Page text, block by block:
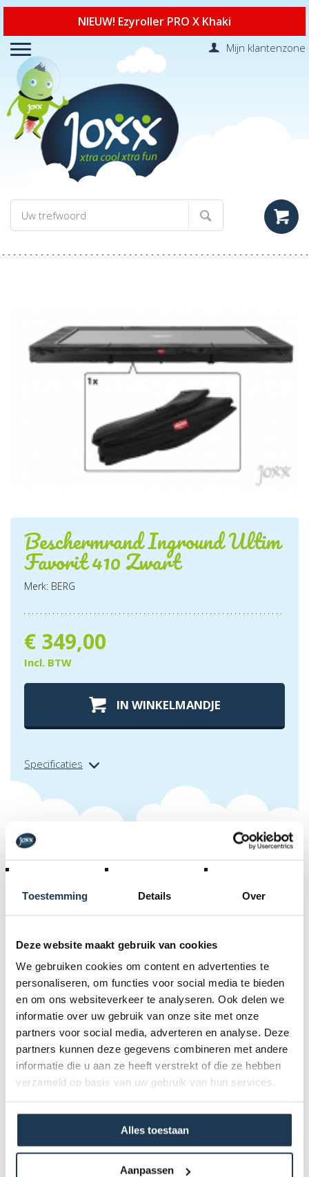
Toestemming Details Over
Deze website maakt gebruik van cookies
We gebruiken cookies om content en advertenties te
personaliseren, om functies voor social media te bieden
en om ons websiteverkeer te analyseren. Ook delen we
informatie over uw gebruik van onze site met onze
partners voor social media, adverteren en analyse. Deze
partners kunnen deze gegevens combineren met andere
informatie die u aan ze heeft verstrekt of die ze hebben
verzameld op basis van uw gebruik van hun services.
Alles toestaan
Aanpassen
NIEUW! Ezyroller PRO X Khaki
Mijn klantenzone
Beschermrand Inground Ultim
Favorit 410 Zwart
Merk: BERG
€ 349,00
Incl. BTW
IN WINKELMANDJE
Specificaties
Extra info over beschermrand
inground ultim favorit 410 zwart
de beschermrand zodra de oude begint te slijten. Deze
beschermrand is geschikt voor een Inground Ultim Favorit
Specificaties
Product Code :
51.32.41.16
Dit product behoort tot de
volgende categorie(ën)